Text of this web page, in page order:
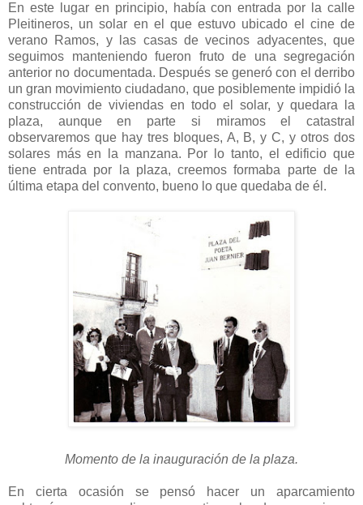
En este lugar en principio, había con entrada por la calle
Pleitineros, un solar en el que estuvo ubicado el cine de
verano Ramos, y las casas de vecinos adyacentes, que
seguimos manteniendo fueron fruto de una segregación
anterior no documentada. Después se generó con el derribo
un gran movimiento ciudadano, que posiblemente impidió la
construcción de viviendas en todo el solar, y quedara la
plaza, aunque en parte si miramos el catastral
observaremos que hay tres bloques, A, B, y C, y otros dos
solares más en la manzana. Por lo tanto, el edificio que
tiene entrada por la plaza, creemos formaba parte de la
última etapa del convento, bueno lo que quedaba de él.
Momento de la inauguración de la plaza.
En cierta ocasión se pensó hacer un aparcamiento